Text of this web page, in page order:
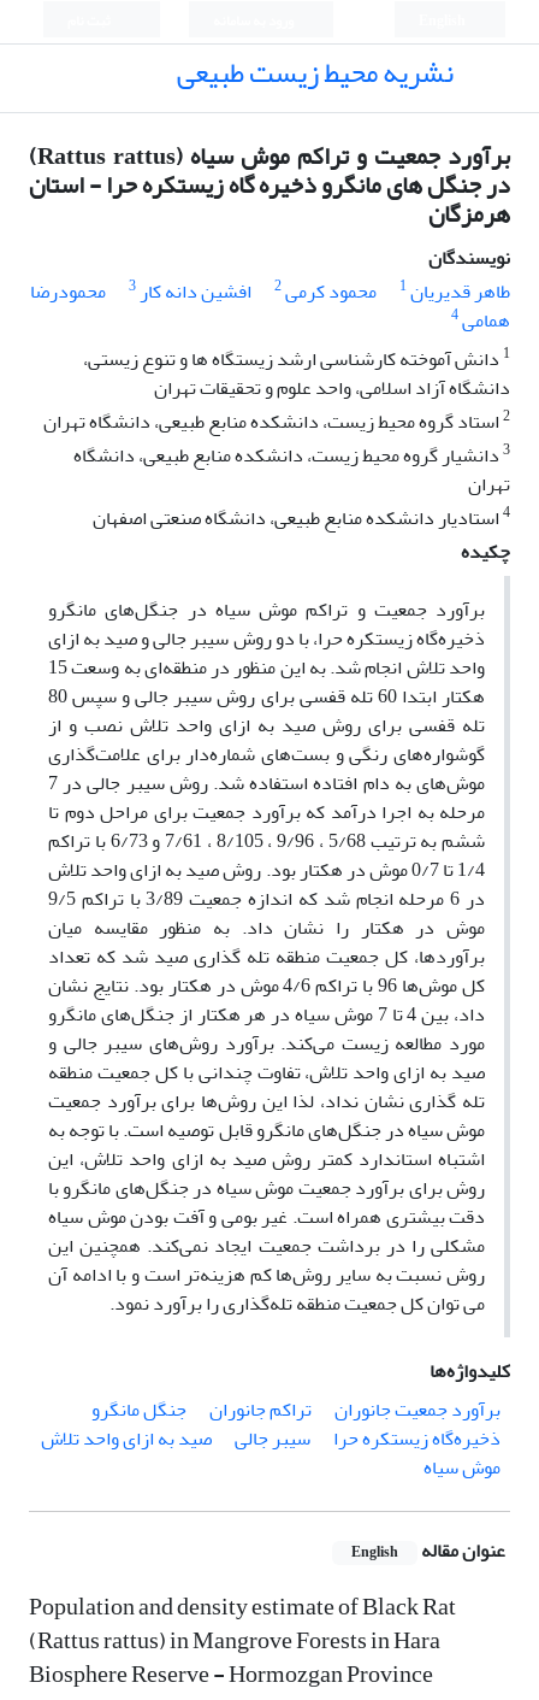
نشریه محیط زیست طبیعی
برآورد جمعیت و تراکم موش سیاه (Rattus rattus)
در جنگل های مانگرو ذخیره گاه زیستکره حرا - استان
هرمزگان
نویسندگان
طاهر قدیریان1 محمود کرمی2 افشین دانه کار3
محمودرضا
همامی4
1 دانش آموخته کارشناسی ارشد زیستگاه ها و تنوع زیستی،
دانشگاه آزاد اسلامی، واحد علوم و تحقیقات تهران
2استاد گروه محیط زیست، دانشکده منابع طبیعی، دانشگاه تهران
3دانشیار گروه محیط زیست، دانشکده منابع طبیعی، دانشگاه
تهران
4استادیار دانشکده منابع طبیعی، دانشگاه صنعتی اصفهان
چکیده
برآورد جمعیت و تراکم موش سیاه در جنگل‌های مانگرو
ذخیره‌گاه زیستکره حرا، با دو روش سیبر جالی و صید به ازای
واحد تلاش انجام شد. به این منظور در منطقه‌ای به وسعت 15
هکتار ابتدا 60 تله قفسی برای روش سیبر جالی و سپس 80
تله قفسی برای روش صید به ازای واحد تلاش نصب و از
گوشواره‌های رنگی و بست‌های شماره‌دار برای علامت‌گذاری
موش‌های به دام افتاده استفاده شد. روش سیبر جالی در 7
مرحله به اجرا درآمد که برآورد جمعیت برای مراحل دوم تا
ششم به ترتیب 5/68 ، 9/96 ، 8/105 ، 7/61 و 6/73 با تراکم
1/4 تا 0/7 موش در هکتار بود. روش صید به ازای واحد تلاش
در 6 مرحله انجام شد که اندازه جمعیت 3/89 با تراکم 9/5
موش در هکتار را نشان داد. به منظور مقایسه میان
برآورد‌ها، کل جمعیت منطقه تله گذاری صید شد که تعداد
کل موش‌ها 96 با تراکم 4/6 موش در هکتار بود. نتایج نشان
داد، بین 4 تا 7 موش سیاه در هر هکتار از جنگل‌های مانگرو
مورد مطالعه زیست می‌کند. برآورد روش‌های سیبر جالی و
صید به ازای واحد تلاش، تفاوت چندانی با کل جمعیت منطقه
تله گذاری نشان نداد، لذا این روش‌ها برای برآورد جمعیت
موش سیاه در جنگل‌های مانگرو قابل توصیه است. با توجه به
اشتباه استاندارد کمتر روش صید به ازای واحد تلاش، این
روش برای برآورد جمعیت موش سیاه در جنگل‌های مانگرو با
دقت بیشتری همراه است. غیر بومی و آفت بودن موش سیاه
مشکلی را در برداشت جمعیت ایجاد نمی‌کند. همچنین این
روش نسبت به سایر روش‌ها کم هزینه‌تر است و با ادامه آن
می توان کل جمعیت منطقه تله‌گذاری را برآورد نمود.
کلیدواژه‌ها
برآورد جمعیت جانوران
تراکم جانوران
جنگل مانگرو‏
ذخیره‌گاه زیستکره حرا
سیبر جالی
صید به ازای واحد تلاش
موش سیاه
عنوان مقاله English
Population and density estimate of Black Rat
(Rattus rattus) in Mangrove Forests in Hara
Biosphere Reserve - Hormozgan Province